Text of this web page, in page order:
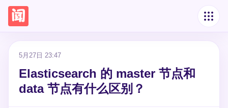
5月27日 23:47
Elasticsearch 的 master 节点和
data 节点有什么区别？